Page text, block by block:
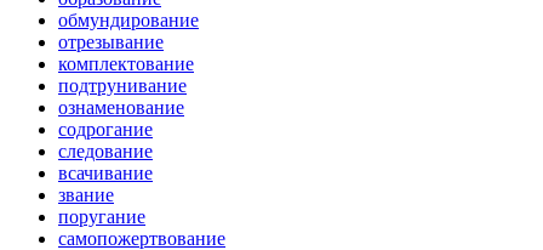
обмундирование
отрезывание
комплектование
подтрунивание
ознаменование
содрогание
следование
всачивание
звание
поругание
самопожертвование